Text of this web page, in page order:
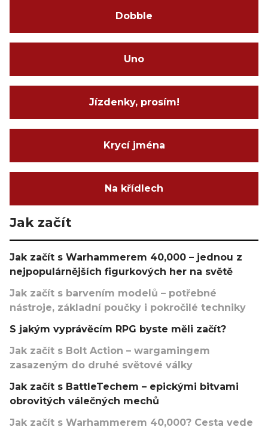
Dobble
Uno
Jízdenky, prosím!
Krycí jména
Na křídlech
Jak začít
Jak začít s Warhammerem 40,000 – jednou z
nejpopulárnějších figurkových her na světě
Jak začít s barvením modelů – potřebné
nástroje, základní poučky i pokročilé techniky
S jakým vyprávěcím RPG byste měli začít?
Jak začít s Bolt Action – wargamingem
zasazeným do druhé světové války
Jak začít s BattleTechem – epickými bitvami
obrovitých válečných mechů
Jak začít s Warhammerem 40,000? Cesta vede